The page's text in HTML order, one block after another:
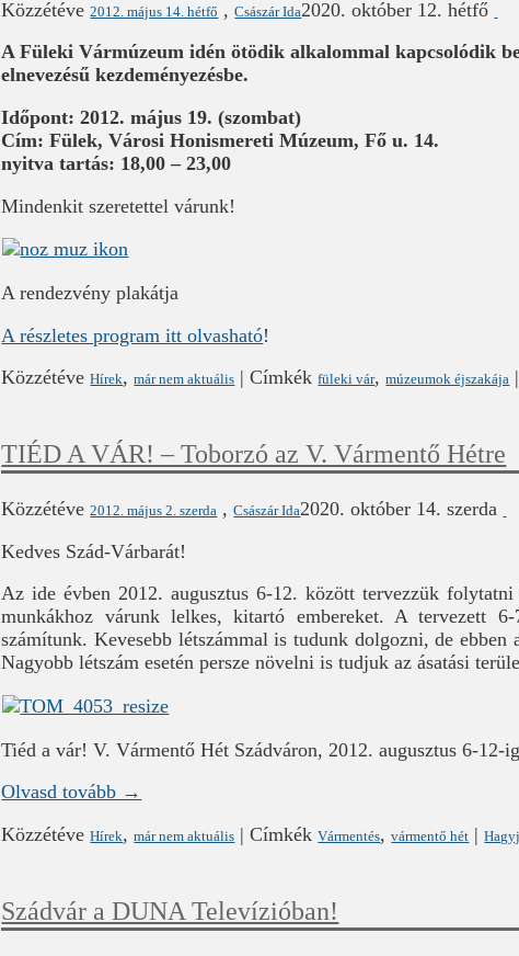
Közzétéve2012. május 14. hétfő ,Császár Ida2020. október 12. hétfő
A Füleki Vármúzeum idén ötödik alkalommal kapcsolódik
elnevezésű kezdeményezésbe.
Időpont: 2012. május 19. (szombat)
Cím: Fülek, Városi Honismereti Múzeum, Fő u. 14.
nyitva tartás: 18,00 – 23,00
Mindenkit szeretettel várunk!
A rendezvény plakátja
A részletes program itt olvasható!
Közzétéve Hírek,már nem aktuális |Címkék füleki vár,múzeumok éjszakája
TIÉD A VÁR! – Toborzó az V. Vármentő Hétre
Közzétéve2012. május 2. szerda ,Császár Ida2020. október 14. szerda
Kedves Szád-Várbarát!
Az ide évben 2012. augusztus 6-12. között tervezzük
munkákhoz várunk lelkes, kitartó embereket. A tervezett
számítunk. Kevesebb létszámmal is tudunk dolgozni, de ebben
Nagyobb létszám esetén persze növelni is tudjuk az ásatási
Tiéd a vár! V. Vármentő Hét Szádváron, 2012. augusztus 6-12-ig
Olvasd tovább →
Közzétéve Hírek,már nem aktuális |Címkék Vármentés,vármentő hét |
Szádvár a DUNA Televízióban!